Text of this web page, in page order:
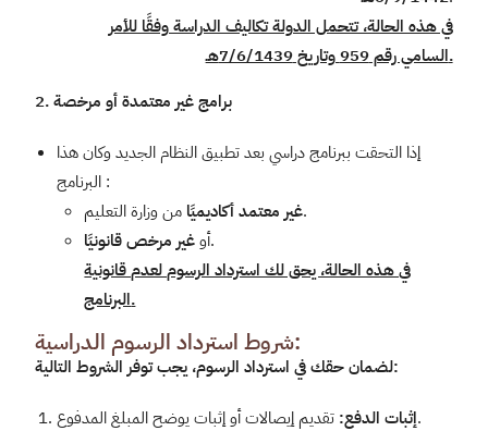
في هذه الحالة، تتحمل الدولة تكاليف الدراسة وفقًا للأمر
السامي رقم 959 وتاريخ 7/6/1439هـ.
2. برامج غير معتمدة أو مرخصة
إذا التحقت ببرنامج دراسي بعد تطبيق النظام الجديد وكان هذا
البرنامج :
غير معتمد أكاديميًامن وزارة التعليم.
أوغير مرخص قانونيًا
.
في هذه الحالة، يحق لك استرداد الرسوم لعدم قانونية
البرنامج.
شروط استرداد الرسوم الدراسية:
لضمان حقك في استرداد الرسوم، يجب توفر الشروط التالية:
إثبات الدفع:
تقديم إيصالات أو إثبات يوضح المبلغ المدفوع.